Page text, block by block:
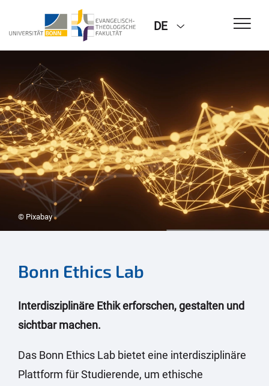
DE
© Pixabay
Bonn Ethics Lab
Interdisziplinäre Ethik erforschen, gestalten und
sichtbar machen.
Das Bonn Ethics Lab bietet eine interdisziplinäre
Plattform für Studierende, um ethische